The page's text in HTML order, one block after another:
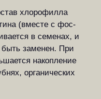
хло­ро­фил­ла
(вме­с­те с фос­
в се­ме­нах, и
за­ме­нен. При
на­коп­ле­ние
орга­ни­чес­ких